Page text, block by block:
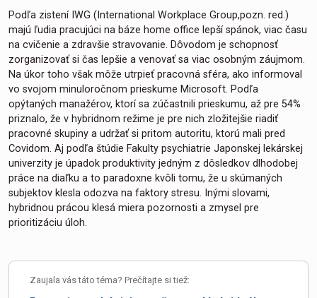
Podľa zistení IWG (International Workplace Group,pozn. red.)
majú ľudia pracujúci na báze home office lepší spánok, viac času
na cvičenie a zdravšie stravovanie. Dôvodom je schopnosť
zorganizovať si čas lepšie a venovať sa viac osobným záujmom.
Na úkor toho však môže utrpieť pracovná sféra, ako informoval
vo svojom minuloročnom prieskume Microsoft. Podľa
opýtaných manažérov, ktorí sa zúčastnili prieskumu, až pre 54%
priznalo, že v hybridnom režime je pre nich zložitejšie riadiť
pracovné skupiny a udržať si pritom autoritu, ktorú mali pred
Covidom. Aj podľa štúdie Fakulty psychiatrie Japonskej lekárskej
univerzity je úpadok produktivity jedným z dôsledkov dlhodobej
práce na diaľku a to paradoxne kvôli tomu, že u skúmaných
subjektov klesla odozva na faktory stresu. Inými slovami,
hybridnou prácou klesá miera pozornosti a zmysel pre
prioritizáciu úloh.
Zaujala vás táto téma? Prečítajte si tiež: